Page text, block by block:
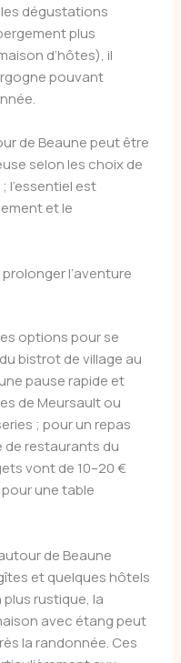
dégustations
plus
d’hôtes), il
pouvant
de Beaune peut être
selon les choix de
l’essentiel est
et le
l’aventure
options pour se
bistrot de village au
pause rapide et
de Meursault ou
; pour un repas
de restaurants du
vont de 10–20 €
une table
de Beaune
et quelques hôtels
rustique, la
avec étang peut
la randonnée. Ces